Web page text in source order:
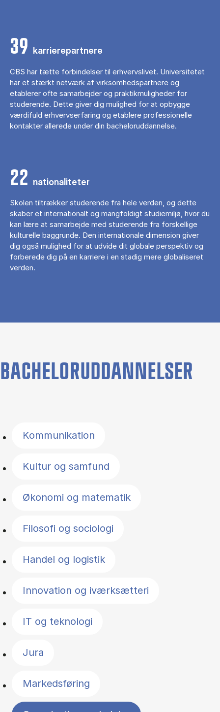
39 karrierepartnere
CBS har tætte forbindelser til erhvervslivet. Universitetet
har et stærkt netværk af virksomhedspartnere og
etablerer ofte samarbejder og praktikmuligheder for
studerende. Dette giver dig mulighed for at opbygge
værdifuld erhvervserfaring og etablere professionelle
kontakter allerede under din bacheloruddannelse.
22 nationaliteter
Skolen tiltrækker studerende fra hele verden, og dette
skaber et internationalt og mangfoldigt studiemiljø, hvor du
kan lære at samarbejde med studerende fra forskellige
kulturelle baggrunde. Den internationale dimension giver
dig også mulighed for at udvide dit globale perspektiv og
forberede dig på en karriere i en stadig mere globaliseret
verden.
BACHELORUDDANNELSER
Kommunikation
Kultur og samfund
Økonomi og matematik
Filosofi og sociologi
Handel og logistik
Innovation og iværksætteri
IT og teknologi
Jura
Markedsføring